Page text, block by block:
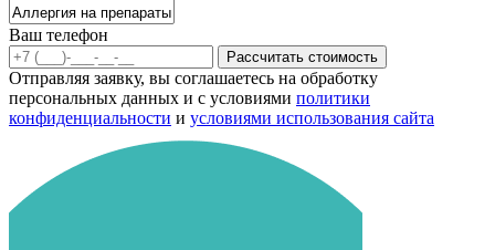
Ваш телефон
Рассчитать стоимость
Отправляя заявку, вы соглашаетесь на обработку
персональных данных и с условиями политики
конфиденциальности и условиями использования сайта